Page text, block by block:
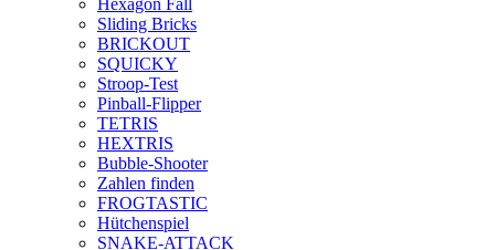
Hexagon Fall
Sliding Bricks
BRICKOUT
SQUICKY
Stroop-Test
Pinball-Flipper
TETRIS
HEXTRIS
Bubble-Shooter
Zahlen finden
FROGTASTIC
Hütchenspiel
SNAKE-ATTACK